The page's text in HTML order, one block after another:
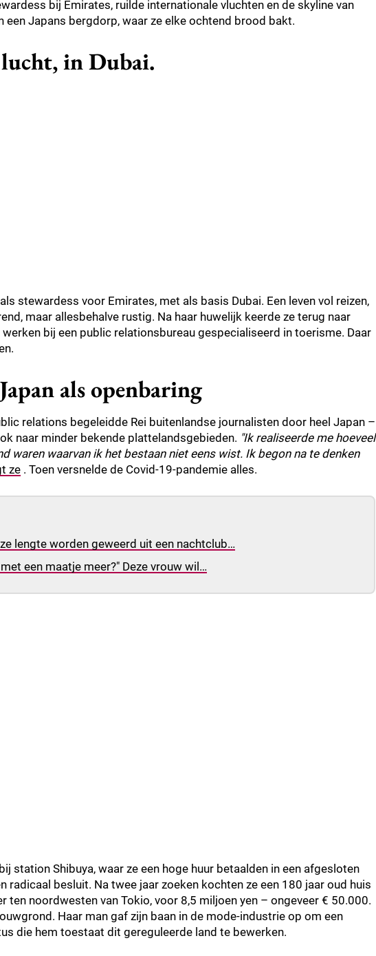
bij Emirates, ruilde internationale vluchten en de skyline van
een Japans bergdorp, waar ze elke ochtend brood bakt.
in Dubai.
stewardess voor Emirates, met als basis Dubai. Een leven vol reizen,
maar allesbehalve rustig. Na haar huwelijk keerde ze terug naar
bij een public relationsbureau gespecialiseerd in toerisme. Daar
als openbaring
relations begeleidde Rei buitenlandse journalisten door heel Japan –
naar minder bekende plattelandsgebieden. "Ik realiseerde me hoeveel
waren waarvan ik het bestaan niet eens wist. Ik begon na te denken
ze . Toen versnelde de Covid-19-pandemie alles.
lengte worden geweerd uit een nachtclub…
een maatje meer?" Deze vrouw wil…
station Shibuya, waar ze een hoge huur betaalden in een afgesloten
radicaal besluit. Na twee jaar zoeken kochten ze een 180 jaar oud huis
ten noordwesten van Tokio, voor 8,5 miljoen yen – ongeveer € 50.000.
Haar man gaf zijn baan in de mode-industrie op om een
die hem toestaat dit gereguleerde land te bewerken.